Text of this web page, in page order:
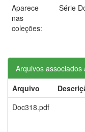
Aparece
nas
coleções:
Série
Arquivos associados
Arquivo
Doc318.pdf